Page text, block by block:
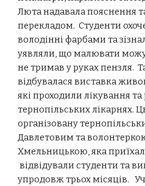
Люта надавала пояснення
перекладом. Студенти
володінні фарбами та
уявляли, що малювати
не тримав у руках пензля.
відбувалася виставка
які проходили лікування та
тернопільських лікарнях.
організовану
Давлетовим та
Хмельницькою, яка
відвідували студенти та
упродовж трьох місяців.